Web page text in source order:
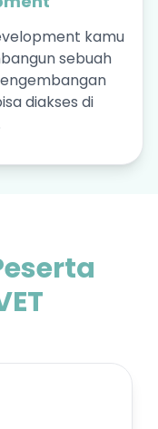
kamu
sebuah
diakses di